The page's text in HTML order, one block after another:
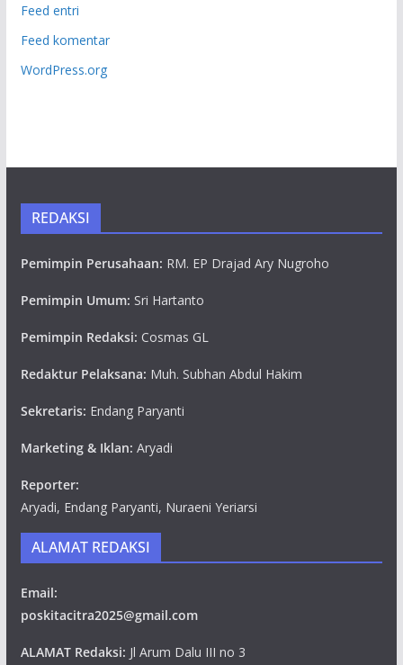
Feed entri
Feed komentar
WordPress.org
REDAKSI
Pemimpin Perusahaan: RM. EP Drajad Ary Nugroho
Pemimpin Umum: Sri Hartanto
Pemimpin Redaksi: Cosmas GL
Redaktur Pelaksana: Muh. Subhan Abdul Hakim
Sekretaris: Endang Paryanti
Marketing & Iklan: Aryadi
Reporter:
Aryadi, Endang Paryanti, Nuraeni Yeriarsi
ALAMAT REDAKSI
Email:
poskitacitra2025@gmail.com
ALAMAT Redaksi: Jl Arum Dalu III no 3